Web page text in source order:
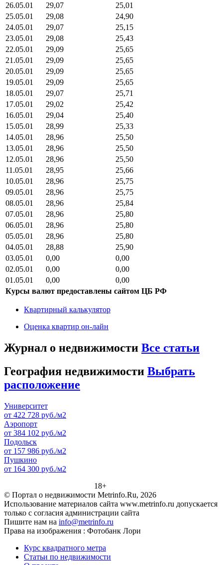
26.05.01
29,07
25,01
25.05.01
29,08
24,90
24.05.01
29,07
25,15
23.05.01
29,08
25,43
22.05.01
29,09
25,65
21.05.01
29,09
25,65
20.05.01
29,09
25,65
19.05.01
29,09
25,65
18.05.01
29,07
25,71
17.05.01
29,02
25,42
16.05.01
29,04
25,40
15.05.01
28,99
25,33
14.05.01
28,96
25,50
13.05.01
28,96
25,50
12.05.01
28,96
25,50
11.05.01
28,95
25,66
10.05.01
28,96
25,75
09.05.01
28,96
25,75
08.05.01
28,96
25,84
07.05.01
28,96
25,80
06.05.01
28,96
25,80
05.05.01
28,96
25,80
04.05.01
28,88
25,90
03.05.01
0,00
0,00
02.05.01
0,00
0,00
01.05.01
0,00
0,00
Курсы валют предоставлены сайтом ЦБ РФ
Квартирный калькулятор
Оценка квартир он-лайн
Журнал о недвижимости Все статьи
География недвижимости Выбрать
расположение
Университет
от 422 728 руб./м2
Аэропорт
от 384 102 руб./м2
Подольск
от 157 986 руб./м2
Пушкино
от 164 300 руб./м2
18+
© Портал о недвижимости Metrinfo.Ru, 2026
Использование материалов сайта www.metrinfo.ru допускается
только с согласия администрации сайта
Пишите нам на info@metrinfo.ru
Права на изображения : Фотобанк Лори
Курс квадратного метра
Статьи по недвижимости